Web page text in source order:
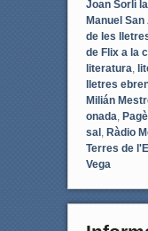
Joan Sorlí
Manuel San
de les
de Flix a la
literatura
lletres
Milián
onada
sal, Ràdio
Terres de
Vega